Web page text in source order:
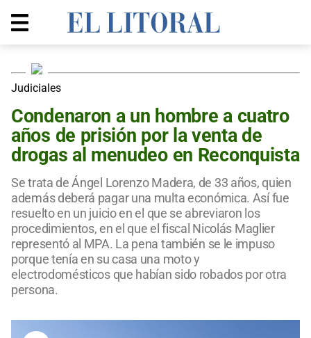
Judiciales
Condenaron a un hombre a cuatro
años de prisión por la venta de
drogas al menudeo en Reconquista
Se trata de Ángel Lorenzo Madera, de 33 años, quien
además deberá pagar una multa económica. Así fue
resuelto en un juicio en el que se abreviaron los
procedimientos, en el que el fiscal Nicolás Maglier
representó al MPA. La pena también se le impuso
porque tenía en su casa una moto y
electrodomésticos que habían sido robados por otra
persona.